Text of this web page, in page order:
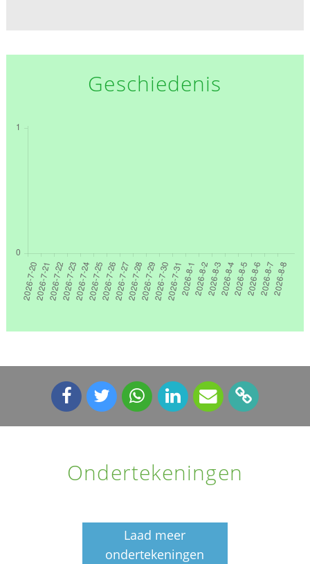
Geschiedenis
Ondertekeningen
Laad meer
ondertekeningen